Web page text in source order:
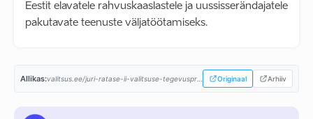
Eestit elavatele rahvuskaaslastele ja uussisserändajatele
pakutavate teenuste väljatöötamiseks.
Allikas: Originaal Arhiiv